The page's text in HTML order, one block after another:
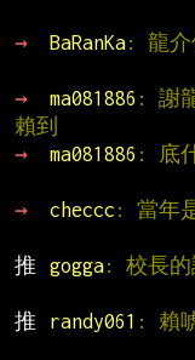
→
BaRanKa: 龍介
→
ma081886 : 謝
賴到
→
ma081886 : 底
→
checcc : 當年
推
gogga: 校長的
推
randy061 : 賴